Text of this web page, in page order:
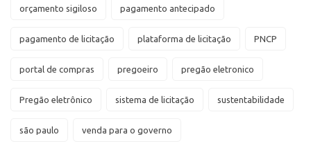
orçamento sigiloso pagamento antecipado
pagamento de licitação plataforma de licitação PNCP
portal de compras pregoeiro pregão eletronico
Pregão eletrônico sistema de licitação sustentabilidade
são paulo venda para o governo